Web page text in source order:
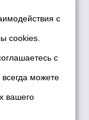
мэрии
с
cookies.
с
всегда можете
вашего